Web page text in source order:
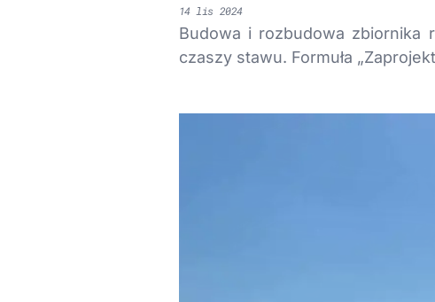
Budowa i rozbudowa zbiornika
czaszy stawu. Formuła
14 lis 2024